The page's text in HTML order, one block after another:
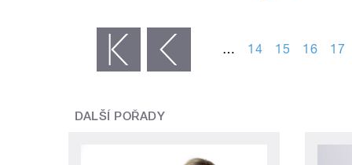
‹ předchozí … 14 15 16 17
DALŠÍ POŘADY